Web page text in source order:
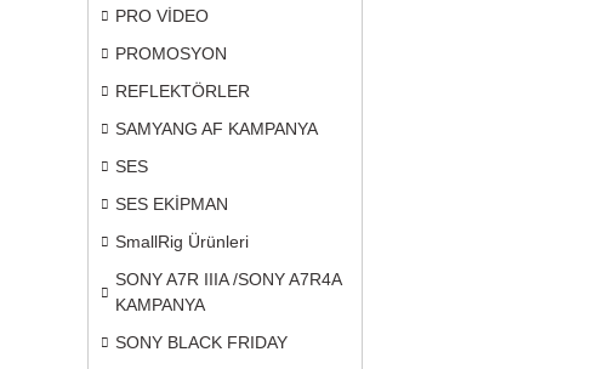
PRO VİDEO
PROMOSYON
REFLEKTÖRLER
SAMYANG AF KAMPANYA
SES
SES EKİPMAN
SmallRig Ürünleri
SONY A7R IIIA /SONY A7R4A
KAMPANYA
SONY BLACK FRIDAY